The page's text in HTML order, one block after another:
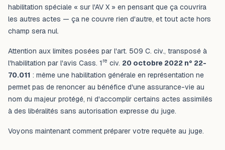
habilitation spéciale « sur l'AV X » en pensant que ça couvrira
les autres actes — ça ne couvre rien d'autre, et tout acte hors
champ sera nul.
Attention aux limites posées par l'art. 509 C. civ., transposé à
l'habilitation par l'avis Cass. 1 re civ. 20 octobre 2022 n° 22-
70.011 : même une habilitation générale en représentation ne
permet pas de renoncer au bénéfice d'une assurance-vie au
nom du majeur protégé, ni d'accomplir certains actes assimilés
à des libéralités sans autorisation expresse du juge.
Voyons maintenant comment préparer votre requête au juge.